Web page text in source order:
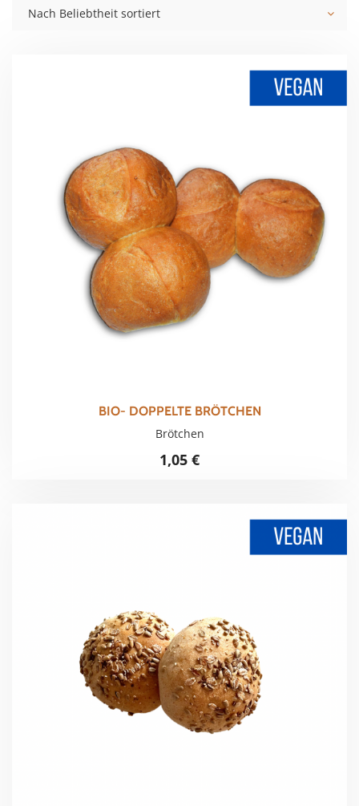
Nach Beliebtheit sortiert
BIO- DOPPELTE BRÖTCHEN
Brötchen
1,05 €